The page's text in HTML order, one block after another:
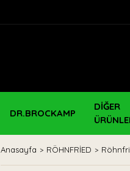
DR.BROCKAMP
DİĞER
Anasayfa RÖHNFRİED